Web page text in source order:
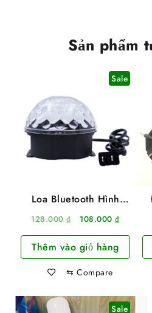
Sản phẩm
Sale
Loa Bluetooth Hình
Quả Cầu Chớp 7 Màu
Có Remote
128.000₫
Giá
là:
128.000 ₫.
108.000₫Giá
là:
Thêm vào giỏ hàng
⇆ Compare
Sale